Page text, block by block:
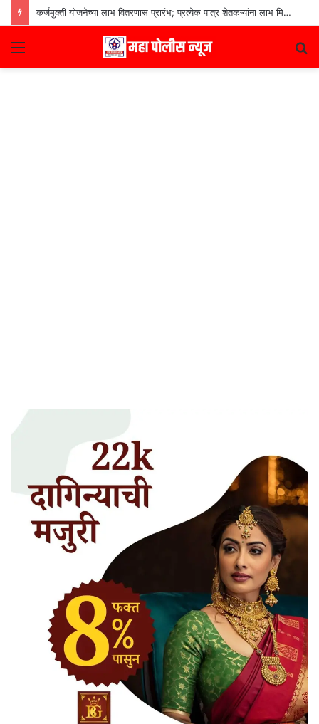
कर्जमुक्ती योजनेच्या लाभ वितरणास प्रारंभ; प्रत्येक पात्र शेतकऱ्यांना लाभ मिळणार– मुख्यमंत्री देवेंद्र फडणवीस
Menu